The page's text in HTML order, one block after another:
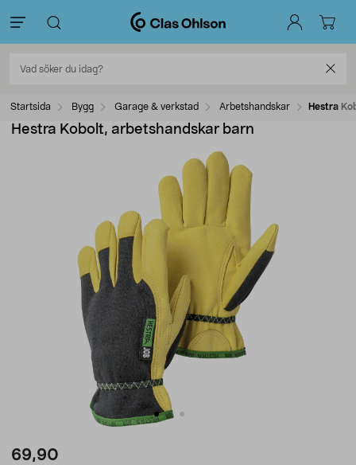
Startsida Bygg Garage & verkstad Arbetshandskar Hestra
Hestra Kobolt, arbetshandskar barn
69,90